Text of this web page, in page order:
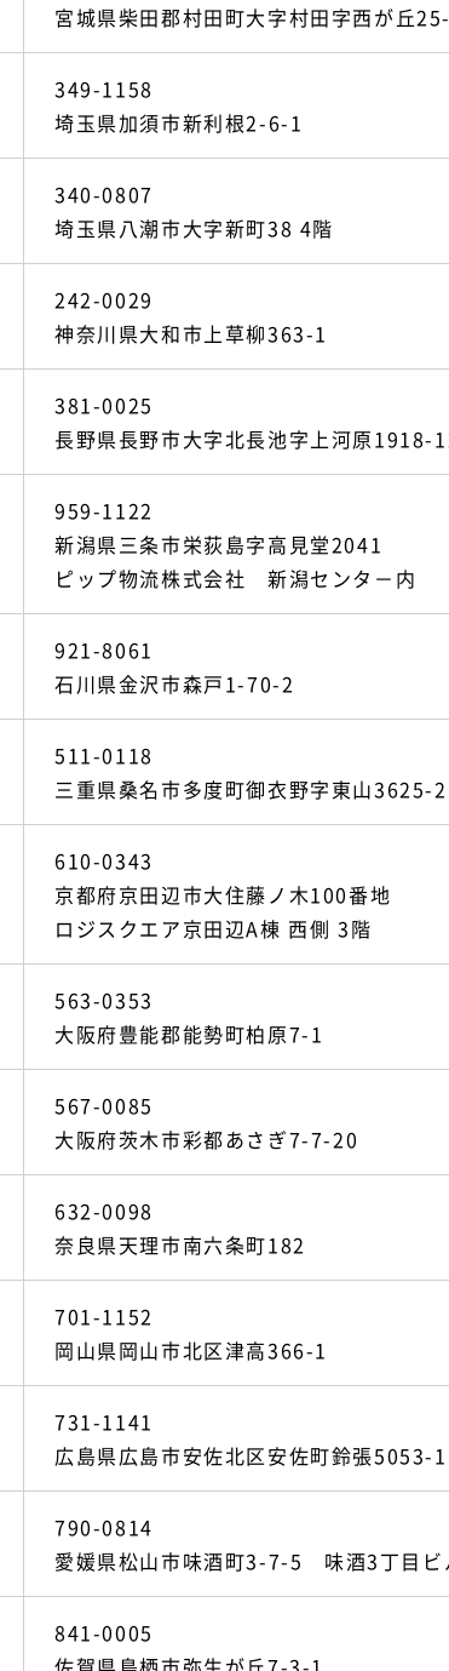
宮城県柴田郡村田町大字村田字西が丘
349-1158
埼玉県加須市新利根2-6-1
340-0807
埼玉県八潮市大字新町38 4階
242-0029
神奈川県大和市上草柳363-1
381-0025
長野県長野市大字北長池字上河原1918-
959-1122
新潟県三条市栄荻島字高見堂2041
ピップ物流株式会社 新潟センタ－内
921-8061
石川県金沢市森戸1-70-2
511-0118
三重県桑名市多度町御衣野字東山3625-2
610-0343
京都府京田辺市大住藤ノ木100番地
ロジスクエア京田辺A棟 西側 3階
563-0353
大阪府豊能郡能勢町柏原7-1
567-0085
大阪府茨木市彩都あさぎ7-7-20
632-0098
奈良県天理市南六条町182
701-1152
岡山県岡山市北区津高366-1
731-1141
広島県広島市安佐北区安佐町鈴張5053-1
790-0814
愛媛県松山市味酒町3-7-5 味酒3丁目ビ
841-0005